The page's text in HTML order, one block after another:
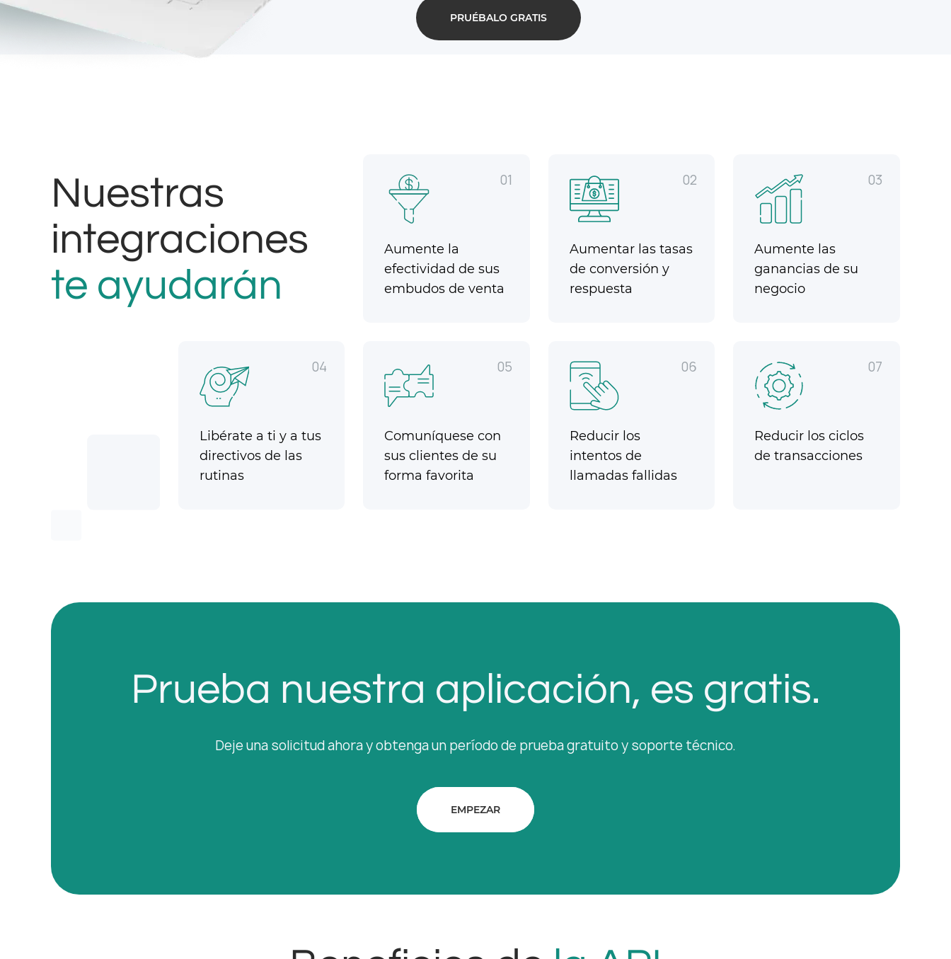
PRUÉBALO GRATIS
Nuestras
integraciones
te ayudarán
01
Aumente la
efectividad de sus
embudos de venta
02
Aumentar las tasas
de conversión y
respuesta
03
Aumente las
ganancias de su
negocio
04
Libérate a ti y a tus
directivos de las
rutinas
05
Comuníquese con
sus clientes de su
forma favorita
06
Reducir los
intentos de
llamadas fallidas
07
Reducir los ciclos
de transacciones
Prueba nuestra aplicación, es gratis.
Deje una solicitud ahora y obtenga un período de prueba gratuito y soporte técnico.
EMPEZAR